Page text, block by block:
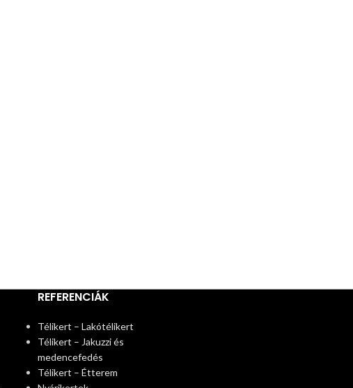
REFERENCIÁK
Télikert – Lakótélikert
Télikert – Jakuzzi és
medencefedés
Télikert – Étterem